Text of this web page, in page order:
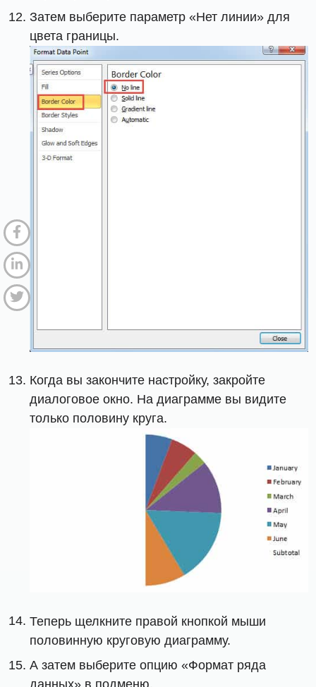
Затем выберите параметр «Нет линии» для
цвета границы.
Когда вы закончите настройку, закройте
диалоговое окно. На диаграмме вы видите
только половину круга.
Теперь щелкните правой кнопкой мыши
половинную круговую диаграмму.
А затем выберите опцию «Формат ряда